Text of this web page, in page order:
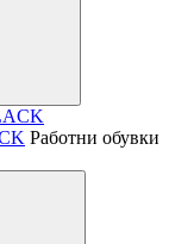
Работни обувки